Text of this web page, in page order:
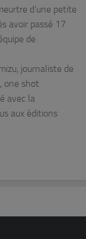
d’une petite
avoir passé 17
de
journaliste de
one shot
avec la
aux éditions